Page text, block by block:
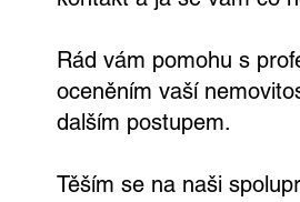
Rád vám pomohu s
oceněním vaší
dalším postupem.
Těším se na naši